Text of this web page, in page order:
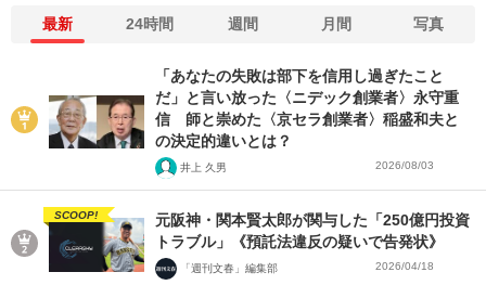
最新 24時間 週間 月間 写真
「あなたの失敗は部下を信用し過ぎたこと
だ」と言い放った〈ニデック創業者〉永守重
信 師と崇めた〈京セラ創業者〉稲盛和夫と
の決定的違いとは？
井上 久男 2026/08/03
SCOOP!
元阪神・関本賢太郎が関与した「250億円投資
トラブル」《預託法違反の疑いで告発状》
「週刊文春」編集部 2026/04/18